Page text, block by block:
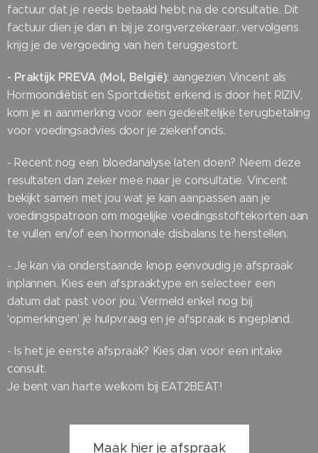
factuur dat je reeds betaald hebt na de consultatie. Dit
factuur dien je dan in bij je zorgverzekeraar, vervolgens
krijg je de vergoeding van hen teruggestort.
- Praktijk PREVA (Mol, België): aangezien Vincent als
Hormoondiëtist en Sportdiëtist erkend is door het RIZIV,
kom je in aanmerking voor een gedeeltelijke terugbetaling
voor voedingsadvies door je ziekenfonds.
- Recent nog een bloedanalyse laten doen? Neem deze
resultaten dan zeker mee naar je consultatie. Vincent
bekijkt samen met jou wat je kan aanpassen aan je
voedingspatroon om mogelijke voedingsstoftekorten aan
te vullen en/of een hormonale disbalans te herstellen.
- Je kan via onderstaande knop eenvoudig je afspraak
inplannen. Kies een afspraaktype en selecteer een
datum dat past voor jou. Vermeld enkel nog bij
'opmerkingen' je hulpvraag en je afspraak is ingepland.
- Is het je eerste afspraak? Kies dan voor een intake
consult.
Je bent van harte welkom bij EAT2BEAT!
Maak hier je afspraak